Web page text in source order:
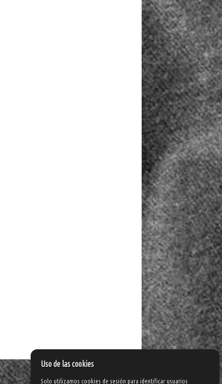
Uso de las cookies
Solo utilizamos cookies de sesión para identificar usuarios